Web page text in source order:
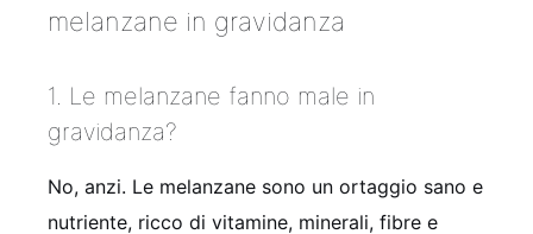
melanzane in gravidanza
1. Le melanzane fanno male in
gravidanza?
No, anzi. Le melanzane sono un ortaggio sano e
nutriente, ricco di vitamine, minerali, fibre e